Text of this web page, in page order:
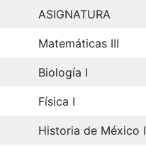
ASIGNATURA
Matemáticas III
Biología I
Física I
Historia de México I